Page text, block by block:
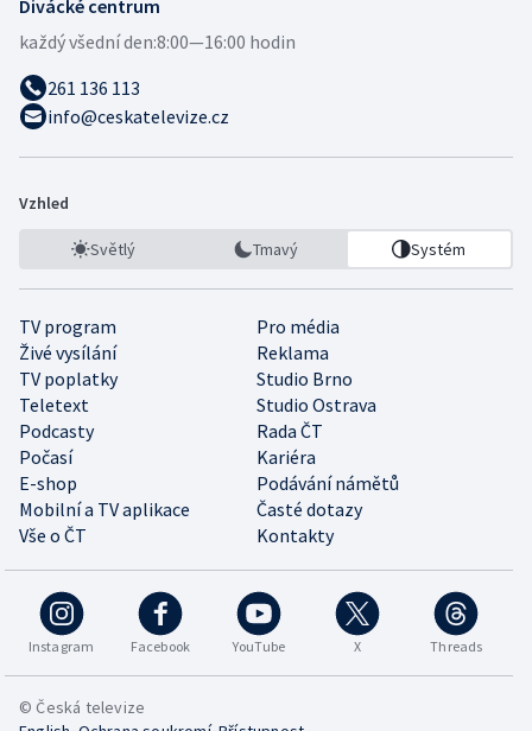
Divácké centrum
každý všední den:8:00—16:00 hodin
261 136 113
info@ceskatelevize.cz
Vzhled
Světlý Tmavý Systém
TV program
Pro média
Živé vysílání
Reklama
TV poplatky
Studio Brno
Teletext
Studio Ostrava
Podcasty
Rada ČT
Počasí
Kariéra
E-shop
Podávání námětů
Mobilní a TV aplikace
Časté dotazy
Vše o ČT
Kontakty
Instagram Facebook YouTube X Threads
© Česká televize